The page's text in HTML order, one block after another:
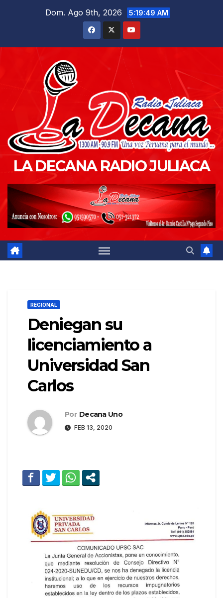
Dom. Ago 9th, 2026 5:19:50 AM
LA DECANA RADIO JULIACA
REGIONAL
Deniegan su
licenciamiento a
Universidad San
Carlos
Por Decana Uno
FEB 13, 2020